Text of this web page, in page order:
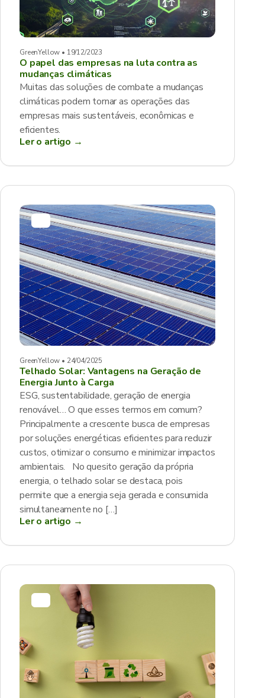
GreenYellow • 19/12/2023
O papel das empresas na luta contra as
mudanças climáticas
Muitas das soluções de combate a mudanças
climáticas podem tornar as operações das
empresas mais sustentáveis, econômicas e
eficientes.
Ler o artigo →
GreenYellow • 24/04/2025
Telhado Solar: Vantagens na Geração de
Energia Junto à Carga
ESG, sustentabilidade, geração de energia
renovável… O que esses termos em comum?
Principalmente a crescente busca de empresas
por soluções energéticas eficientes para reduzir
custos, otimizar o consumo e minimizar impactos
ambientais. No quesito geração da própria
energia, o telhado solar se destaca, pois
permite que a energia seja gerada e consumida
simultaneamente no […]
Ler o artigo →